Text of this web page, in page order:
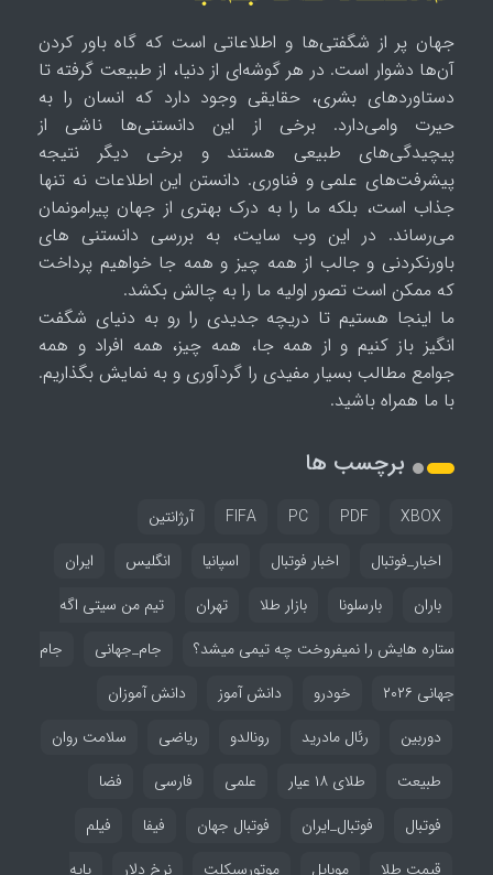
جهان پر از شگفتی‌ها و اطلاعاتی است که گاه باور کردن
آن‌ها دشوار است. در هر گوشه‌ای از دنیا، از طبیعت گرفته تا
دستاوردهای بشری، حقایقی وجود دارد که انسان را به
حیرت وامی‌دارد. برخی از این دانستنی‌ها ناشی از
پیچیدگی‌های طبیعی هستند و برخی دیگر نتیجه
پیشرفت‌های علمی و فناوری. دانستن این اطلاعات نه تنها
جذاب است، بلکه ما را به درک بهتری از جهان پیرامونمان
می‌رساند. در این وب سایت، به بررسی دانستنی های
باورنکردنی و جالب از همه چیز و همه جا خواهیم پرداخت
که ممکن است تصور اولیه ما را به چالش بکشد.
ما اینجا هستیم تا دریچه جدیدی را رو به دنیای شگفت
انگیز باز کنیم و از همه جا، همه چیز، همه افراد و همه
جوامع مطالب بسیار مفیدی را گردآوری و به نمایش بگذاریم.
با ما همراه باشید.
برچسب ها
FIFA PC PDF XBOX
آرژانتین
اخبار_فوتبال
اخبار فوتبال اسپانیا انگلیس
ایران
باران
بارسلونا بازار طلا تهران
تیم من سیتی اگه
ستاره هایش را نمیفروخت چه تیمی میشد؟
جام_جهانی
جام
جهانی ۲۰۲۶
خودرو دانش آموز
دانش آموزان
دوربین
رئال مادرید رونالدو ریاضی
سلامت روان
طبیعت
طلای ۱۸ عیار علمی فارسی
فضا
فوتبال
فوتبال_ایران فوتبال جهان فیفا
فیلم
قیمت طلا
موبایل موتورسیکلت نرخ دلار پایه